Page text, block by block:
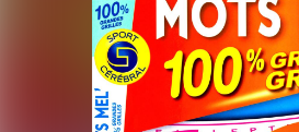
Féminins / Santé
Jeunesse
l'article suivant